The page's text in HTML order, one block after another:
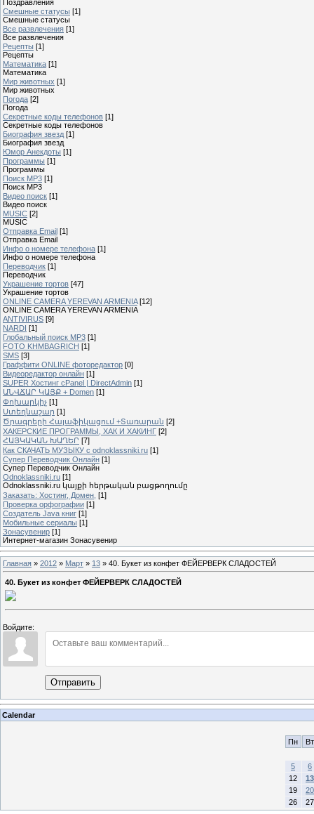
Поздравления
Смешные статусы [1]
Смешные статусы
Все развлечения [1]
Все развлечения
Рецепты [1]
Рецепты
Математика [1]
Математика
Мир животных [1]
Мир животных
Погода [2]
Погода
Секретные коды телефонов [1]
Секретные коды телефонов
Биография звезд [1]
Биография звезд
Юмор Анекдоты [1]
Программы [1]
Программы
Поиск MP3 [1]
Поиск MP3
Видео поиск [1]
Видео поиск
MUSIC [2]
MUSIC
Отправка Email [1]
Отправка Email
Инфо о номере телефона [1]
Инфо о номере телефона
Переводчик [1]
Переводчик
Украшение тортов [47]
Украшение тортов
ONLINE CAMERA YEREVAN ARMENIA [12]
ONLINE CAMERA YEREVAN ARMENIA
ANTIVIRUS [9]
NARDI [1]
Глобальный поиск MP3 [1]
FOTO KHMBAGRICH [1]
SMS [3]
Граффити ONLINE фоторедактор [0]
Видеоредактор онлайн [1]
SUPER Xостинг cPanel | DirectAdmin [1]
ԱՆՎՃԱՐ ԿԱՅՔ + Domen [1]
Փոխարկիչ [1]
Ստեղնաշար [1]
Ծրագրերի Հայաֆիկացում +Տառարան [2]
ХАКЕРСКИЕ ПРОГРАММЫ, ХАК И ХАКИНГ [2]
ՀԱՅԿԱԿԱՆ ԽԱՂԵՐ [7]
Как СКАЧАТЬ МУЗЫКУ с odnoklassniki.ru [1]
Cупер Переводчик Oнлайн [1]
Cупер Переводчик Oнлайн
Odnoklassniki.ru [1]
Odnoklassniki.ru կայքի հերթական բացթողումը
Заказать: Хостинг, Домен, [1]
Проверка орфографии [1]
Создатель Java книг [1]
Мобильные сериалы [1]
Зонасувенир [1]
Интернет-магазин Зонасувенир
Главная » 2012 » Март » 13 » 40. Букет из конфет ФЕЙЕРВЕРК СЛАДОСТЕЙ
40. Букет из конфет ФЕЙЕРВЕРК СЛАДОСТЕЙ
Войдите:
Отправить
Calendar
Пн Вт
5
6
12
13
19
20
26
27